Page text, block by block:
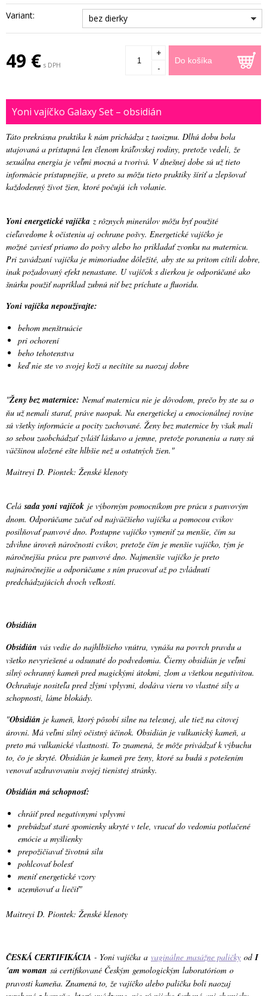
Variant:
bez dierky
49 € s DPH Do košíka
+
-
Yoni vajíčko Galaxy Set – obsidián
Táto prekrásna praktika k nám prichádza z taoizmu. Dlhú dobu bola
utajovaná a prístupná len členom kráľovskej rodiny, pretože vedeli, že
sexuálna energia je veľmi mocná a tvorivá. V dnešnej dobe sú už tieto
informácie prístupnejšie, a preto sa môžu tieto praktiky šíriť a zlepšovať
každodenný život žien, ktoré počujú ich volanie.
Yoni energetické vajíčka z rôznych minerálov môžu byť použité
cieľavedome k očisteniu aj ochrane pošvy. Energetické vajíčko je
možné zaviesť priamo do pošvy alebo ho prikladať zvonku na maternicu.
Pri zavádzaní vajíčka je mimoriadne dôležité, aby ste sa pritom cítili dobre,
inak požadovaný efekt nenastane. U vajíčok s dierkou je odporúčané ako
šnúrku použiť napríklad zubnú niť bez príchute a fluoridu.
Yoni vajíčka nepoužívajte:
behom menštruácie
pri ochorení
beho tehotenstva
keď nie ste vo svojej koži a necítite sa naozaj dobre
"Ženy bez maternice: Nemať maternicu nie je dôvodom, prečo by ste sa o
ňu už nemali starať, práve naopak. Na energetickej a emocionálnej rovine
sú všetky informácie a pocity zachované. Ženy bez maternice by však mali
so sebou zaobchádzať zvlášť láskavo a jemne, pretože poranenia a rany sú
väčšinou uložené ešte hlbšie než u ostatných žien."
Maitreyi D. Piontek: Ženské klenoty
Celásada yoni vajíčok je výborným pomocníkom pre prácu s panvovým
dnom. Odporúčame začať od najväčšieho vajíčka a pomocou cvikov
posilňovať panvové dno. Postupne vajíčko vymeniť za menšie, čím sa
zdvihne úroveň náročnosti cvikov, pretože čím je menšie vajíčko, tým je
náročnejšia práca pre panvové dno. Najmenšie vajíčko je preto
najnáročnejšie a odporúčame s ním pracovať až po zvládnutí
predchádzajúcich dvoch veľkostí.
Obsidián
Obsidián vás vedie do najhlbšieho vnútra, vynáša na povrch pravdu a
všetko nevyriešené a odsunuté do podvedomia. Čierny obsidián je veľmi
silný ochranný kameň pred magickými útokmi, zlom a všetkou negativitou.
Ochraňuje nositeľa pred zlými vplyvmi, dodáva vieru vo vlastné sily a
schopnosti, láme blokády.
"Obsidián je kameň, ktorý pôsobí silne na telesnej, ale tiež na citovej
úrovni. Má veľmi silný očistný účinok. Obsidián je vulkanický kameň, a
preto má vulkanické vlastnosti. To znamená, že môže privádzať k výbuchu
to, čo je skryté. Obsidián je kameň pre ženy, ktoré sa budú s potešením
venovať uzdravovaniu svojej tienistej stránky.
Obsidián má schopnosť:
chráiť pred negatívnymi vplyvmi
prebúdzať staré spomienky ukryté v tele, vracať do vedomia potlačené
emócie a myšlienky
prepožičiavať životnú silu
pohlcovať bolesť
meniť energetické vzory
uzemňovať a liečiť"
Maitreyi D. Piontek: Ženské klenoty
ČESKÁ CERTIFIKÁCIA - Yoni vajíčka a vaginálne masážne paličky odI
´am woman sú certifikované Českým gemologickým laboratóriom o
pravosti kameňa. Znamená to, že vajíčko alebo palička boli naozaj